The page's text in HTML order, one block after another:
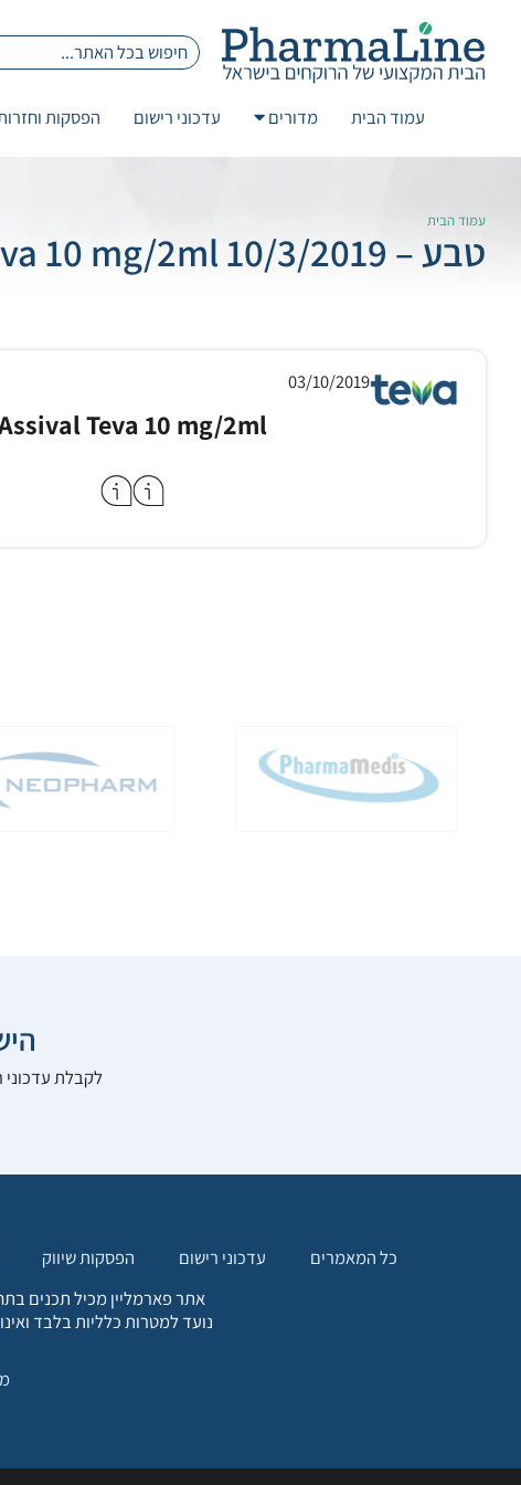
עמוד הבית מדורים עדכוני רישום הפסקות
עמוד הבית
טבע – 10/3/2019 Assival Teva 10 mg/2ml
03/10/2019
Teva 10 mg/2ml
לקבלת עדכוני
כל המאמרים עדכוני רישום הפסקות שיווק
אתר פארמליין מכיל תכנים
נועד למטרות כלליות בלבד